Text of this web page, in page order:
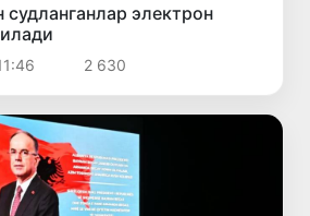
судланганлар электрон
2 630